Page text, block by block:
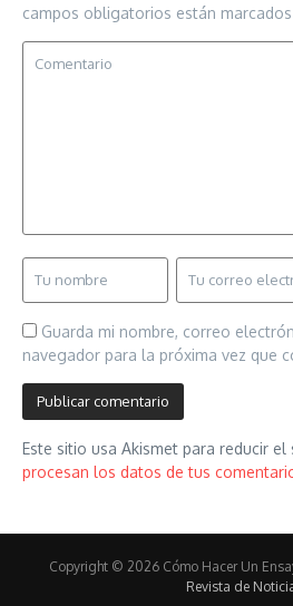
campos obligatorios están
Guarda mi nombre, correo
navegador para la próxima vez que
Este sitio usa Akismet para reducir el
procesan los datos de tus
Copyright © 2026 Cómo Hacer Un
Revista de